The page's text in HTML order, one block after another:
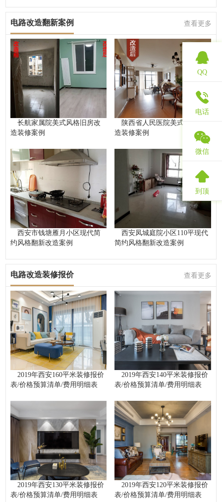
电路改造翻新案例 查看更多
长航家属院美式风格旧房改
造装修案例
陕西省人民医院美式风格改
造装修案例
西安市钱塘雁月小区现代简
约风格翻新改造案例
西安凤城庭院小区110平现代
简约风格翻新改造案例
电路改造装修报价 查看更多
2019年西安160平米装修报价
表/价格预算清单/费用明细表
2019年西安140平米装修报价
表/价格预算清单/费用明细表
2019年西安130平米装修报价
表/价格预算清单/费用明细表
2019年西安120平米装修报价
表/价格预算清单/费用明细表
QQ
电话
微信
到顶